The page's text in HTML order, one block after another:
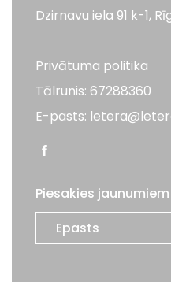
Dzirnavu iela 91 k-1,
Privātuma politika
Tālrunis: 67288360
E-pasts:
Piesakies